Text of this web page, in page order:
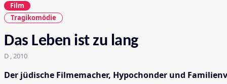
Film
Tragikomödie
Das Leben ist zu lang
D , 2010
Der jüdische Filmemacher, Hypochonder und